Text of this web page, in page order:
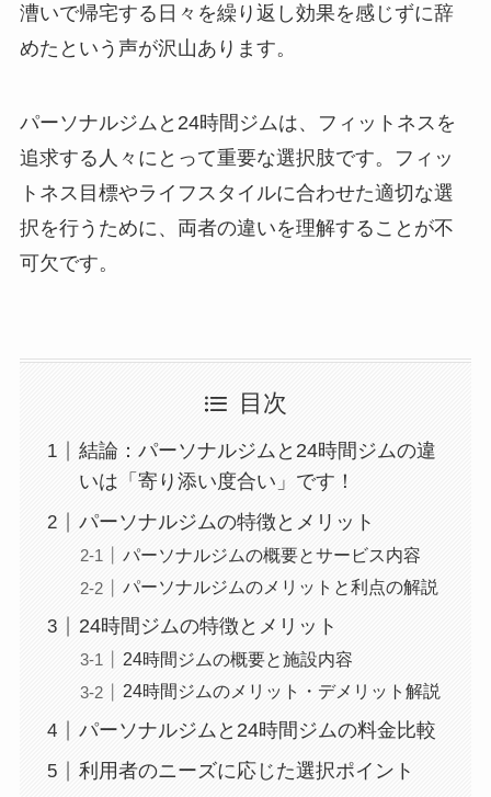
漕いで帰宅する日々を繰り返し効果を感じずに辞
めたという声が沢山あります。
パーソナルジムと24時間ジムは、フィットネスを
追求する人々にとって重要な選択肢です。フィッ
トネス目標やライフスタイルに合わせた適切な選
択を行うために、両者の違いを理解することが不
可欠です。
目次
結論：パーソナルジムと24時間ジムの違
いは「寄り添い度合い」です！
パーソナルジムの特徴とメリット
パーソナルジムの概要とサービス内容
パーソナルジムのメリットと利点の解説
24時間ジムの特徴とメリット
24時間ジムの概要と施設内容
24時間ジムのメリット・デメリット解説
パーソナルジムと24時間ジムの料金比較
利用者のニーズに応じた選択ポイント